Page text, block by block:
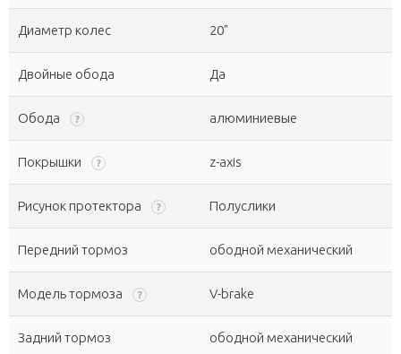
Диаметр колес 20"
Двойные обода Да
Обода ? алюминиевые
Покрышки ? z-axis
Рисунок протектора ? Полуслики
Передний тормоз ободной механический
Модель тормоза ? V-brake
Задний тормоз ободной механический